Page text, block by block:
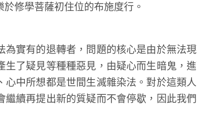
修學菩薩初住位的布施度行。
實有的退轉者，問題的核心是由於無法現
了疑見等種種惡見，由疑心而生暗鬼，
心中所想都是世間生滅雜染法。對於這類
續再提出新的質疑而不會停歇，因此我